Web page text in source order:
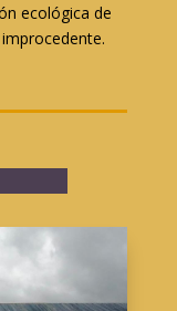
ecológica de